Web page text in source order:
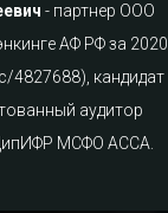
- партнер ООО
АФ РФ за 2020
кандидат
аудитор
МСФО АССА.